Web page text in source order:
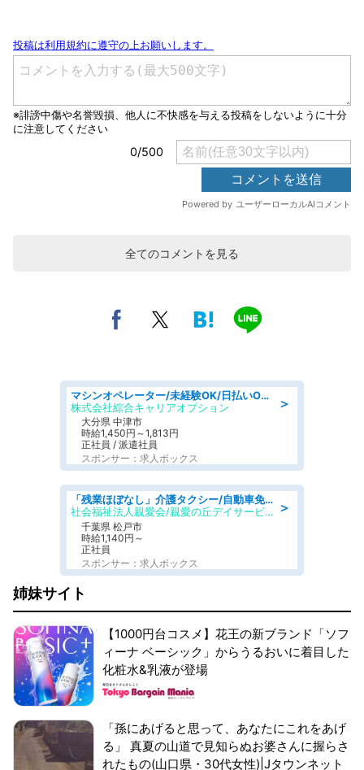
全てのコメントを見る
＞
マシンオペレーター/未経験OK/日払いOK/交替制/20・30・40代活躍中/製造 工場
株式会社綜合キャリアオプション
大分県 中津市
時給1,450円～1,813円
正社員 / 派遣社員
スポンサー：求人ボックス
＞
「残業ほぼなし」介護タクシー/自動車免許必須/正職員/日勤のみ/デイサービス
社会福祉法人親愛会/親愛の丘デイサービス
千葉県 松戸市
時給1,140円～
正社員
スポンサー：求人ボックス
姉妹サイト
【1000円台コスメ】花王の新ブランド「ソフ
ィーナ ベーシック」からうるおいに着目した
化粧水&乳液が登場
「孫にあげると思って、あなたにこれをあげ
る」 真夏の山道で見知らぬお婆さんに握らさ
れたもの(山口県・30代女性)|Jタウンネット